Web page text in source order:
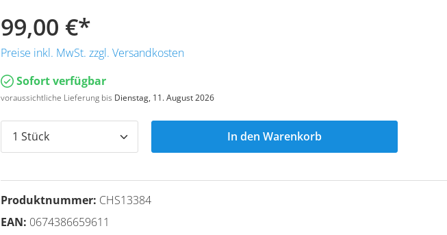
99,00 €*
Preise inkl. MwSt. zzgl. Versandkosten
Sofort verfügbar
voraussichtliche Lieferung bis Dienstag, 11. August 2026
In den Warenkorb
Produktnummer: CHS13384
EAN: 0674386659611